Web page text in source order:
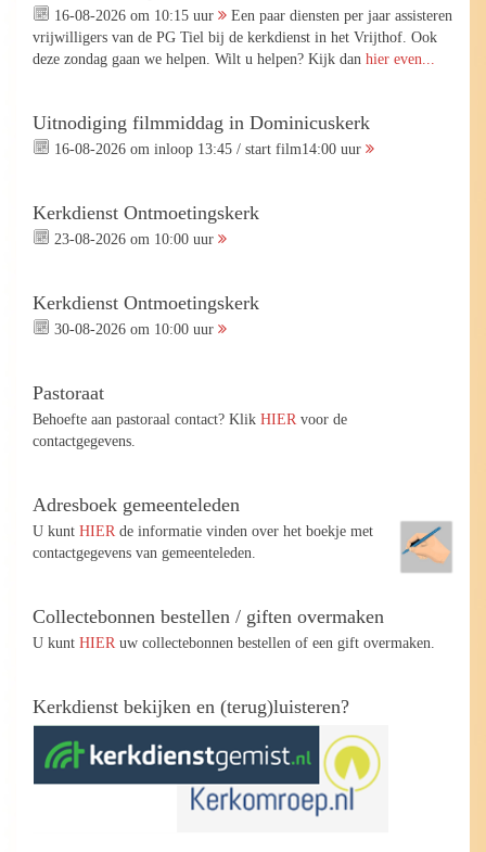
16-08-2026 om 10:15 uur
Een paar diensten per jaar assisteren
vrijwilligers van de PG Tiel bij de kerkdienst in het Vrijthof. Ook
deze zondag gaan we helpen. Wilt u helpen? Kijk dan hier even...
Uitnodiging filmmiddag in Dominicuskerk
16-08-2026 om inloop 13:45 / start film14:00 uur
Kerkdienst Ontmoetingskerk
23-08-2026 om 10:00 uur
Kerkdienst Ontmoetingskerk
30-08-2026 om 10:00 uur
Pastoraat
Behoefte aan pastoraal contact? Klik HIER voor de
contactgegevens.
Adresboek gemeenteleden
U kunt HIER de informatie vinden over het boekje met
contactgegevens van gemeenteleden.
Collectebonnen bestellen / giften overmaken
U kunt HIER uw collectebonnen bestellen of een gift overmaken.
Kerkdienst bekijken en (terug)luisteren?